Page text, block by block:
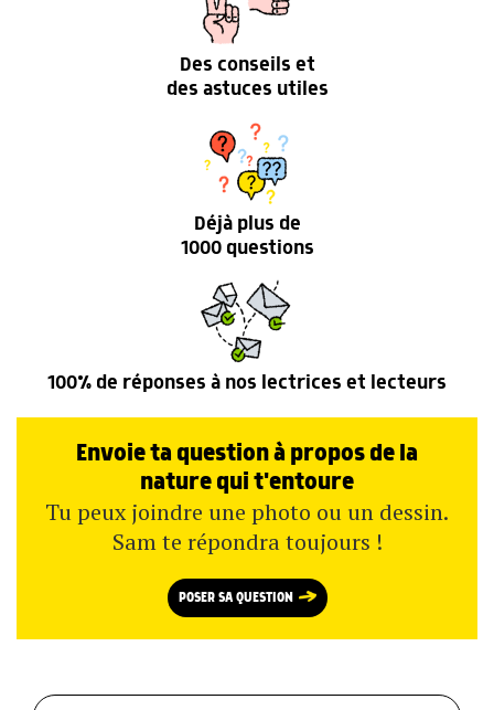
Des conseils et
des astuces utiles
Déjà plus de
1000 questions
100% de réponses à nos lectrices et lecteurs
Envoie ta question à propos de la
nature qui t'entoure
Tu peux joindre une photo ou un dessin.
Sam te répondra toujours !
POSER SA QUESTION